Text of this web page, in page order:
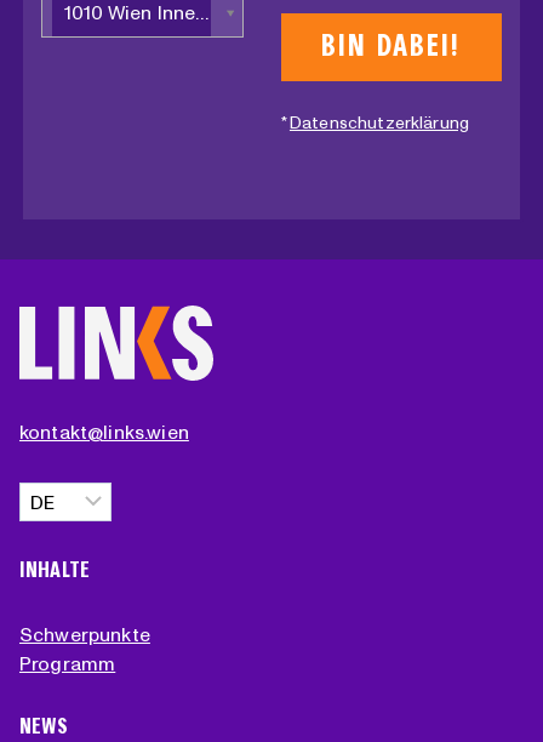
1010 Wien Innere Stadt
*Datenschutzerklärung
kontakt@links.wien
Sprache
auswählen
INHALTE
Schwerpunkte
Programm
NEWS